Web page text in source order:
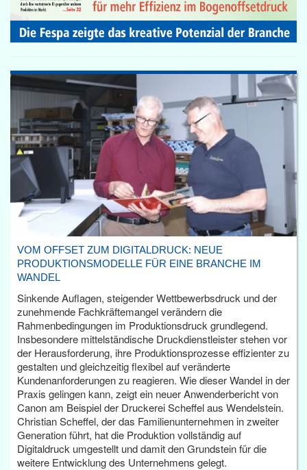
VOM OFFSET ZUM DIGITALDRUCK: NEUE
PRODUKTIONSMODELLE FÜR EINE BRANCHE IM
WANDEL
Sinkende Auflagen, steigender Wettbewerbsdruck und der
zunehmende Fachkräftemangel verändern die
Rahmenbedingungen im Produktionsdruck grundlegend.
Insbesondere mittelständische Druckdienstleister stehen vor
der Herausforderung, ihre Produktionsprozesse effizienter zu
gestalten und gleichzeitig flexibel auf veränderte
Kundenanforderungen zu reagieren. Wie dieser Wandel in der
Praxis gelingen kann, zeigt ein neuer Anwenderbericht von
Canon am Beispiel der Druckerei Scheffel aus Wendelstein.
Christian Scheffel, der das Familienunternehmen in zweiter
Generation führt, hat die Produktion vollständig auf
Digitaldruck umgestellt und damit den Grundstein für die
weitere Entwicklung des Unternehmens gelegt.